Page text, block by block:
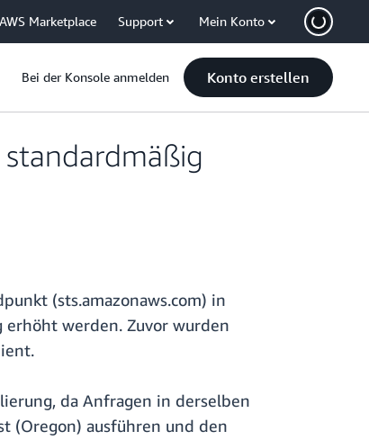
AWS Marketplace Support Mein Konto
Bei der Konsole anmelden Konto erstellen
(sts.amazonaws.com) in
erhöht werden. Zuvor wurden
da Anfragen in derselben
(Oregon) ausführen und den